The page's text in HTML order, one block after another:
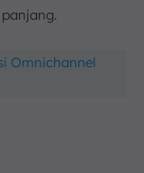
Omnichannel